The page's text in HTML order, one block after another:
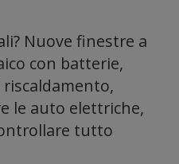
Nuove finestre a
con batterie,
le auto elettriche,
tutto